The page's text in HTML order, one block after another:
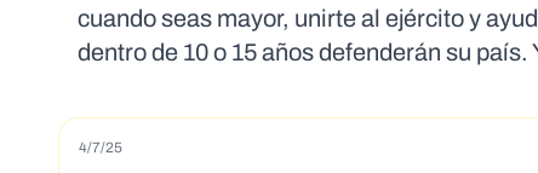
cuando seas mayor, unirte al ejército y
dentro de 10 o 15 años defenderán su
4/7/25